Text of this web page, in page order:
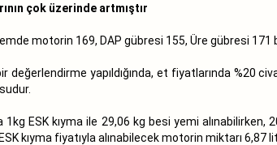
çok üzerinde artmıştır
motorin 169, DAP gübresi 155, Üre gübresi
değerlendirme yapıldığında, et fiyatlarında %20
1kg ESK kıyma ile 29,06 kg besi yemi
kıyma fiyatıyla alınabilecek motorin miktarı